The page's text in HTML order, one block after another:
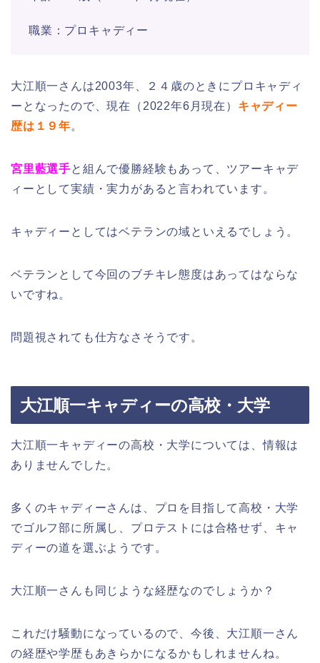
職業：プロキャディー
大江順一さんは2003年、２４歳のときにプロキャディ
ーとなったので、現在（2022年6月現在） キャディー
歴は１９年。
宮里藍選手と組んで優勝経験もあって、ツアーキャデ
ィーとして実績・実力があると言われています。
キャディーとしてはベテランの域といえるでしょう。
ベテランとして今回のブチキレ態度はあってはならな
いですね。
問題視されても仕方なさそうです。
大江順一キャディーの高校・大学
大江順一キャディーの高校・大学については、情報は
ありませんでした。
多くのキャディーさんは、プロを目指して高校・大学
でゴルフ部に所属し、プロテストには合格せず、キャ
ディーの道を選ぶようです。
大江順一さんも同じような経歴なのでしょうか？
これだけ騒動になっているので、今後、大江順一さん
の経歴や学歴もあきらかになるかもしれませんね。